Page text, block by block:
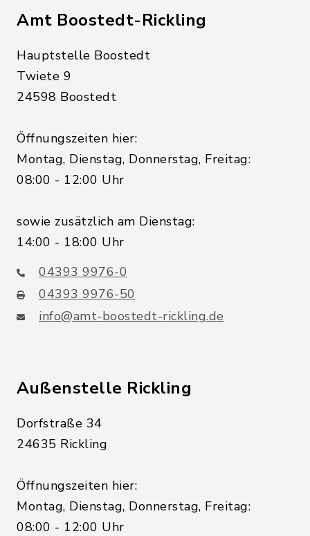
Amt Boostedt-Rickling
Hauptstelle Boostedt
Twiete 9
24598 Boostedt
Öffnungszeiten hier:
Montag, Dienstag, Donnerstag, Freitag:
08:00 - 12:00 Uhr
sowie zusätzlich am Dienstag:
14:00 - 18:00 Uhr
04393 9976-0
04393 9976-50
info@amt-boostedt-rickling.de
Außenstelle Rickling
Dorfstraße 34
24635 Rickling
Öffnungszeiten hier:
Montag, Dienstag, Donnerstag, Freitag:
08:00 - 12:00 Uhr